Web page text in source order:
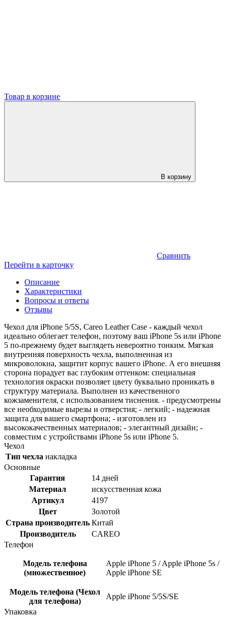
Товар в корзине
В корзину
Сравнить
Перейти в карточку
Описание
Характеристики
Вопросы и ответы
Отзывы
Чехол для iPhone 5/5S, Careo Leather Case - каждый чехол
идеально облегает телефон, поэтому ваш iPhone 5s или iPhone
5 по-прежнему будет выглядеть невероятно тонким. Мягкая
внутренняя поверхность чехла, выполненная из
микроволокна, защитит корпус вашего iPhone. А его внешняя
сторона порадует вас глубоким оттенком: специальная
технология окраски позволяет цвету буквально проникать в
структуру материала. Выполнен из качественного
кожзаменителя, с использованием тиснения. - предусмотрены
все необходимые вырезы и отверстия; - легкий; - надежная
защита для вашего смартфона; - изготовлен из
высококачественных материалов; - элегантный дизайн; -
совместим с устройствами iPhone 5s или iPhone 5.
Чехол
Тип чехла накладка
Основные
Гарантия
14 дней
Материал
искусственная кожа
Артикул
4197
Цвет
Золотой
Страна производитель Китай
Производитель
CAREO
Телефон
Модель телефона
(множественное)
Apple iPhone 5 / Apple iPhone 5s /
Apple iPhone SE
Модель телефона (Чехол
для телефона)
Apple iPhone 5/5S/SE
Упаковка